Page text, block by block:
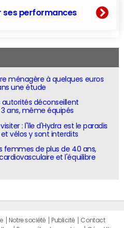
ses performances
ménagère à quelques euros
une étude
autorités déconseillent
ans, même équipés
: l'île d'Hydra est le paradis
vélos y sont interdits
femmes de plus de 40 ans,
et l'équilibre
Notre société Publicité
Contact